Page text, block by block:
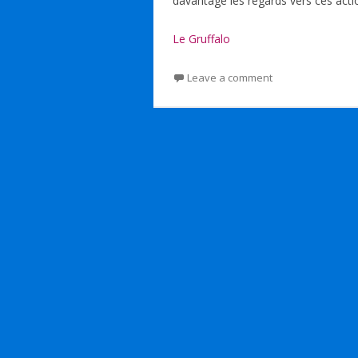
Le Gruffalo
Leave a comment